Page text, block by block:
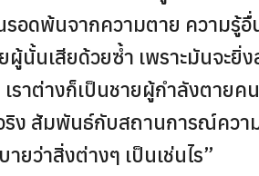
อดพ้นจากความตาย ความรู้อื่
ผู้นั้นเสียด้วยซ้ำ เพราะมันจะยิ่
ราต่างก็เป็นชายผู้กำลังตายค
ริง สัมพันธ์กับสถานการณ์ควา
ยว่าสิ่งต่างๆ เป็นเช่นไร”